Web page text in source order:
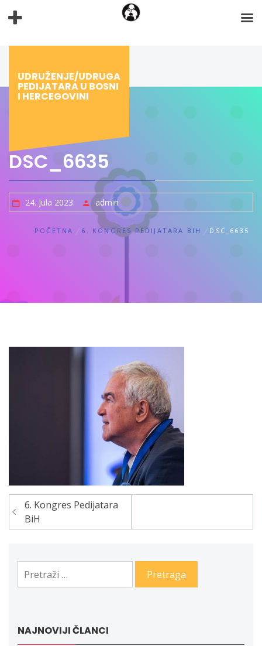
na
UDRUŽENJE/UDRUGA
PEDIJATARA U BOSNI
I HERCEGOVINI
DSC_6635
24. Jula 2023. admin
POČETNA 6. KONGRES PEDIJATARA BIH DSC_6635
Navigacija
članaka
6. Kongres Pedijatara
BiH
Pretraga:
NAJNOVIJI ČLANCI